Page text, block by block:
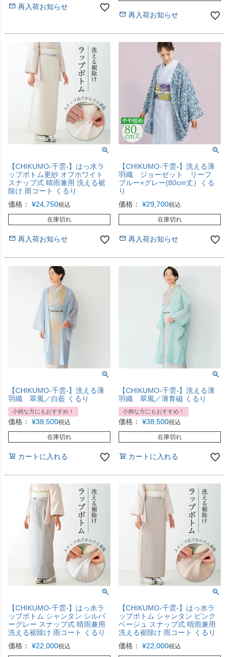
再入荷お知らせ
再入荷お知らせ
【CHIKUMO-千雲-】はっ水ラ
ップボトム更紗 オフホワイト
スナップ式 晴雨兼用 洗える裾
除け 雨コート くるり
価格：
¥24,750税込
在庫切れ
再入荷お知らせ
【CHIKUMO-千雲-】洗える薄
羽織 ジョーゼット リーフ
ブルー×グレー(80cm丈）くる
り
価格：
¥29,700税込
在庫切れ
再入荷お知らせ
【CHIKUMO-千雲-】洗える薄
羽織 翠風／白藍 くるり
小柄な方にもおすすめ！
価格： ¥38,500税込
在庫切れ
カートに入れる
【CHIKUMO-千雲-】洗える薄
羽織 翠風／薄青磁 くるり
小柄な方にもおすすめ！
価格： ¥38,500税込
在庫切れ
カートに入れる
【CHIKUMO-千雲-】はっ水ラ
ップボトム シャンタン シルバ
ーグレー スナップ式 晴雨兼用
洗える裾除け 雨コート くるり
価格：
¥22,000税込
【CHIKUMO-千雲-】はっ水ラ
ップボトム シャンタン ピンク
ベージュ スナップ式 晴雨兼用
洗える裾除け 雨コート くるり
価格：
¥22,000税込